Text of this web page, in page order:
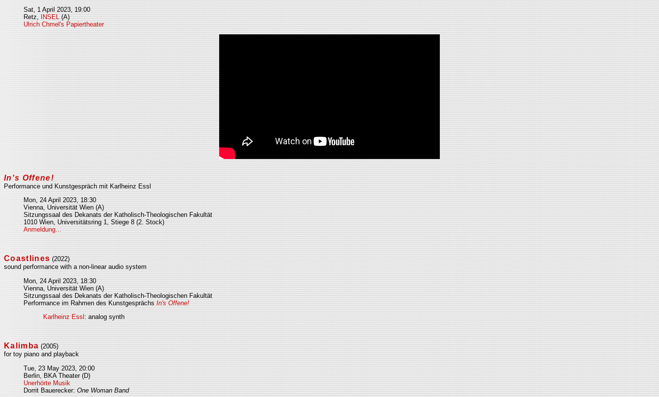
Sat, 1 April 2023, 19:00
Retz, INSEL (A)
Ulrich Chmel's Papiertheater
In's Offene!
Performance und Kunstgespräch mit Karlheinz Essl
Mon, 24 April 2023, 18:30
Vienna, Universität Wien (A)
Sitzungssaal des Dekanats der Katholisch-Theologischen Fakultät
1010 Wien, Universitätsring 1, Stiege 8 (2. Stock)
Anmeldung...
Coastlines (2022)
sound performance with a non-linear audio system
Mon, 24 April 2023, 18:30
Vienna, Universität Wien (A)
Sitzungssaal des Dekanats der Katholisch-Theologischen Fakultät
Performance im Rahmen des Kunstgesprächs In's Offene!
Karlheinz Essl : analog synth
Kalimba (2005)
for toy piano and playback
Tue, 23 May 2023, 20:00
Berlin, BKA Theater (D)
Unerhörte Musik
Dorrit Bauerecker: One Woman Band